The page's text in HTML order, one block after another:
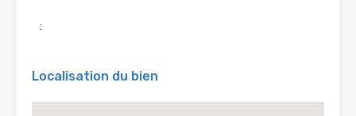
:
Localisation du bien